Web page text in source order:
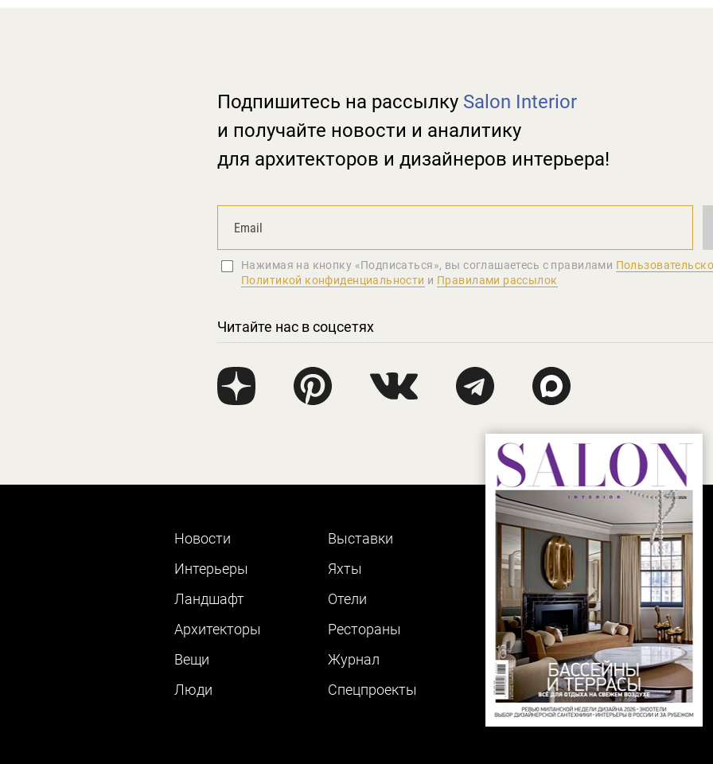
Подпишитесь на рассылку Salon Interior
и получайте новости и аналитику
для архитекторов и дизайнеров интерьера!
Нажимая на кнопку «Подписаться», вы соглашаетеcь с правилами
Политикой конфиденциальности и Правилами рассылок
Читайте нас в соцсетях
Новости
Интерьеры
Ландшафт
Архитекторы
Вещи
Люди
Выставки
Яхты
Отели
Рестораны
Журнал
Cпецпроекты